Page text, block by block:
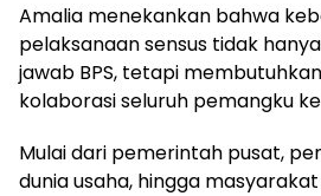
Amalia menekankan bahwa
pelaksanaan sensus tidak
jawab BPS, tetapi
kolaborasi seluruh pemangku
Mulai dari pemerintah pusat,
dunia usaha, hingga masyarakat